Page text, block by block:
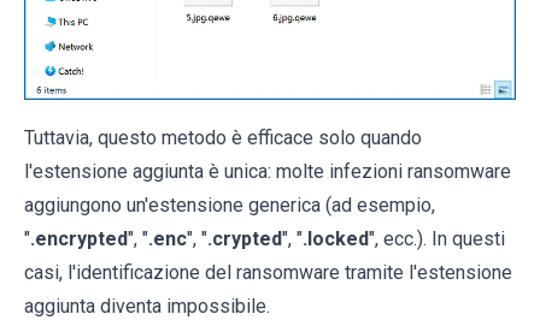
Tuttavia, questo metodo è efficace solo quando
l'estensione aggiunta è unica: molte infezioni ransomware
aggiungono un'estensione generica (ad esempio,
".encrypted", ".enc", ".crypted", ".locked", ecc.). In questi
casi, l'identificazione del ransomware tramite l'estensione
aggiunta diventa impossibile.